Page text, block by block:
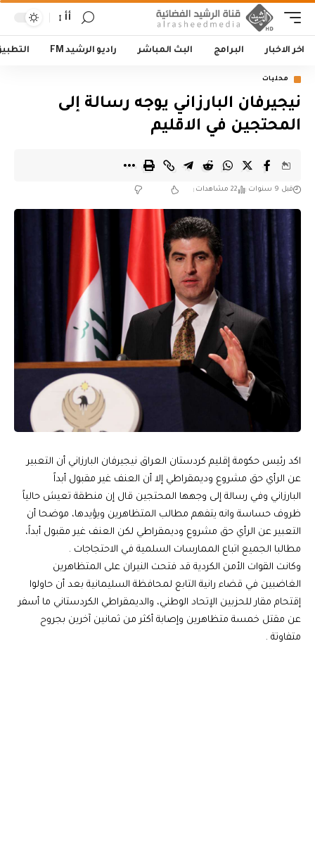
أأ
اخر الاخبار البرامج البث المباشر راديو الرشيد FM
محليات
نيجيرفان البارزاني يوجه رسالة إلى
المحتجين في الاقليم
قبل 9 سنوات 22 مشاهدات
اكد رئيس حكومة إقليم كردستان العراق نيجيرفان البارزاني أن التعبير
عن الرأي حق مشروع وديمقراطي إلا أن العنف غير مقبول أبداً
البارزاني وفي رسالة إلى وجهها المحتجين قال إن منطقة تعيش حالياً
ظروف حساسة وانه يتفهم مطالب المتظاهرين ويؤيدها، موضحا أن
التعبير عن الرأي حق مشروع وديمقراطي لكن العنف غير مقبول أبداً،
مطالبا الجميع اتباع الممارسات السلمية في الاحتجاجات .
وكانت القوات الأمن الكردية قد فتحت النيران على المتظاهرين
الغاضبين في قضاء رانية التابع لمحافظة السليمانية بعد أن حاولوا
إقتحام مقار للحزبين الإتحاد الوطني، والديمقراطي الكردستاني ما أسفر
عن مقتل خمسة متظاهرين وإصابة أكثر من ثمانين آخرين بجروح
متفاوتة .